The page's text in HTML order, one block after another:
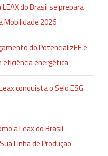
do Brasil se prepara
Mobilidade 2026
do PotencializEE e
energética
conquista o Selo ESG
a Leax do Brasil
Linha de Produção